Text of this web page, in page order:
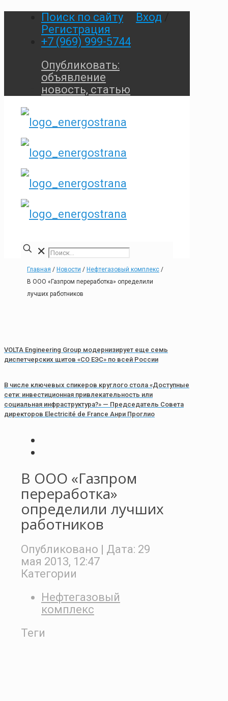
Поиск по сайту Вход
Регистрация
+7 (969) 999-5744
Опубликовать:
объявление
новость, статью
✕
Главная / Новости / Нефтегазовый комплекс /
В ООО «Газпром переработка» определили
лучших работников
VOLTA Engineering Group модернизирует еще семь
диспетчерских щитов «СО ЕЭС» по всей России
В числе ключевых спикеров круглого стола «Доступные
сети: инвестиционная привлекательность или
социальная инфраструктура?» — Председатель Совета
директоров Electricité de France Анри Проглио
В ООО «Газпром
переработка»
определили лучших
работников
Опубликовано | Дата: 29
мая 2013, 12:47
Категории
Нефтегазовый
комплекс
Теги